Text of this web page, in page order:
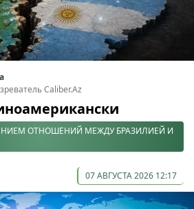
Caliber.Az
ОТНОШЕНИЙ МЕЖДУ БРАЗИЛИЕЙ И
07 АВГУСТА 2026 12:17